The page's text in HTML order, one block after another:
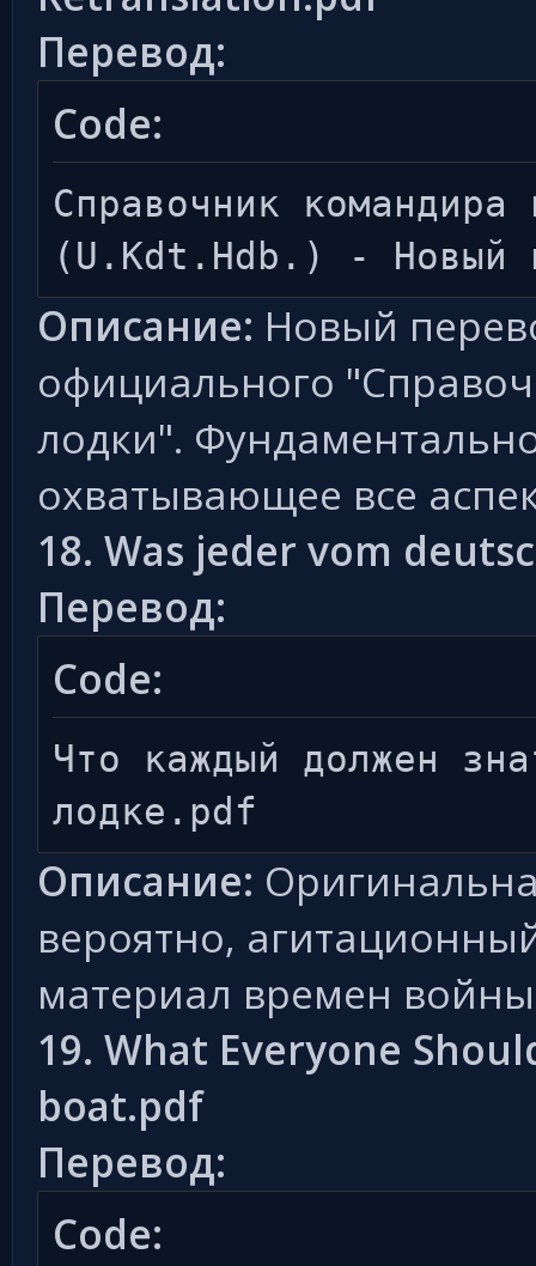
Перевод:
Code:
Справочник командира
(U.Kdt.Hdb.) - Новый
Описание: Новый
официального
лодки".
охватывающее все
18. Was jeder vom
Перевод:
Code:
Что каждый должен
лодке.pdf
Описание:
вероятно,
материал времен
19. What Everyone
boat.pdf
Перевод:
Code: